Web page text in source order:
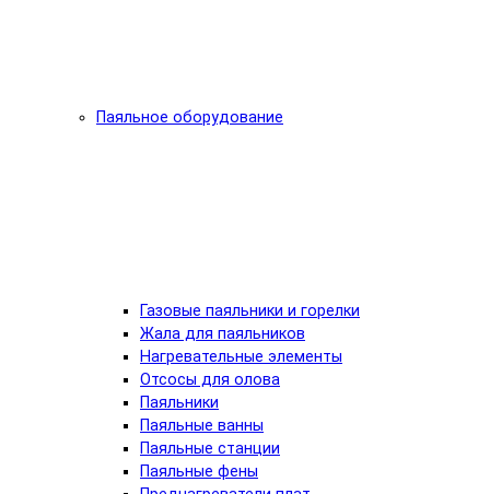
Паяльное оборудование
Газовые паяльники и горелки
Жала для паяльников
Нагревательные элементы
Отсосы для олова
Паяльники
Паяльные ванны
Паяльные станции
Паяльные фены